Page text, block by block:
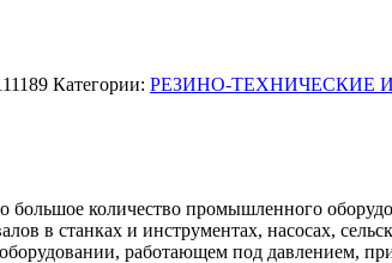
Категории: РЕЗИНО-ТЕХНИЧЕСКИЕ
количество промышленного
в станках и инструментах, насосах,
работающем под давлением,